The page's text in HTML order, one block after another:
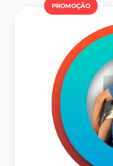
PROMOÇÂO